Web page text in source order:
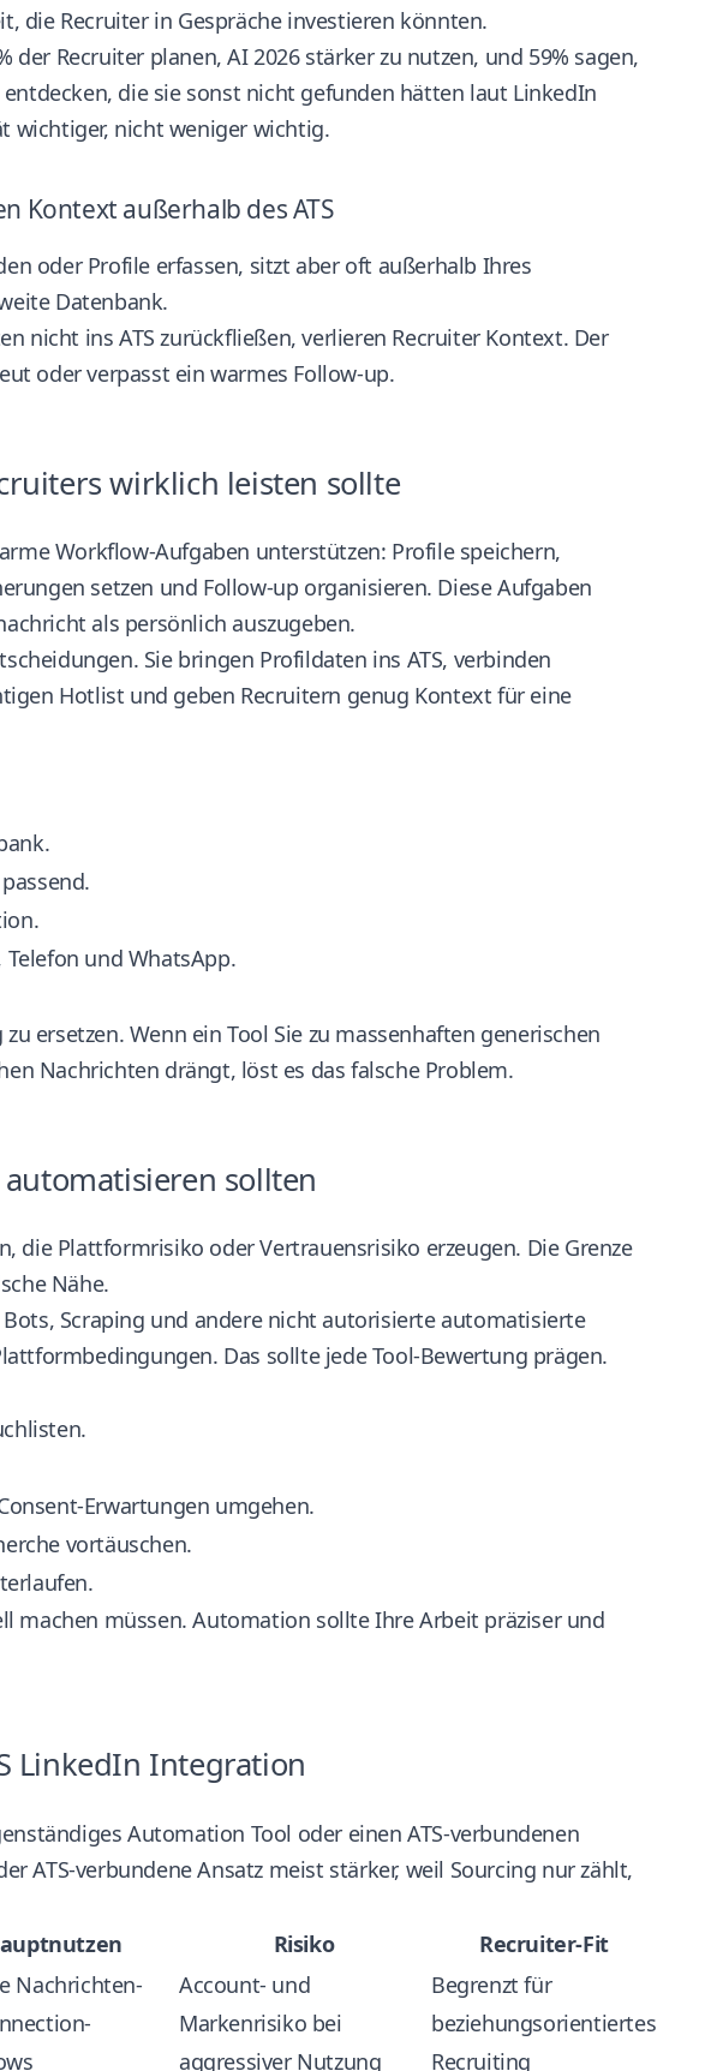
die Recruiter in Gespräche investieren könnten.
der Recruiter planen, AI 2026 stärker zu nutzen, und 59% sagen,
die sie sonst nicht gefunden hätten laut LinkedIn
wichtiger, nicht weniger wichtig.
Kontext außerhalb des ATS
oder Profile erfassen, sitzt aber oft außerhalb Ihres
Datenbank.
nicht ins ATS zurückfließen, verlieren Recruiter Kontext. Der
oder verpasst ein warmes Follow-up.
wirklich leisten sollte
Workflow-Aufgaben unterstützen: Profile speichern,
setzen und Follow-up organisieren. Diese Aufgaben
als persönlich auszugeben.
Sie bringen Profildaten ins ATS, verbinden
Hotlist und geben Recruitern genug Kontext für eine
und WhatsApp.
ersetzen. Wenn ein Tool Sie zu massenhaften generischen
Nachrichten drängt, löst es das falsche Problem.
sollten
die Plattformrisiko oder Vertrauensrisiko erzeugen. Die Grenze
Nähe.
Scraping und andere nicht autorisierte automatisierte
. Das sollte jede Tool-Bewertung prägen.
Erwartungen umgehen.
vortäuschen.
machen müssen. Automation sollte Ihre Arbeit präziser und
LinkedIn Integration
Automation Tool oder einen ATS-verbundenen
ATS-verbundene Ansatz meist stärker, weil Sourcing nur zählt,
Risiko
Recruiter-Fit
Nachrichten-
Account- und
Markenrisiko bei
aggressiver Nutzung
Begrenzt für
beziehungsorientiertes
Recruiting